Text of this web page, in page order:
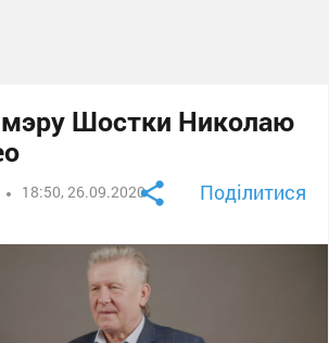
мэру Шостки Николаю
18:50, 26.09.2020 Поділитися